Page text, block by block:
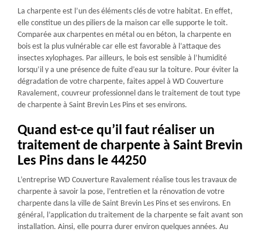
La charpente est l’un des éléments clés de votre habitat. En effet,
elle constitue un des piliers de la maison car elle supporte le toit.
Comparée aux charpentes en métal ou en béton, la charpente en
bois est la plus vulnérable car elle est favorable à l’attaque des
insectes xylophages. Par ailleurs, le bois est sensible à l’humidité
lorsqu’il y a une présence de fuite d’eau sur la toiture. Pour éviter la
dégradation de votre charpente, faites appel à WD Couverture
Ravalement, couvreur professionnel dans le traitement de tout type
de charpente à Saint Brevin Les Pins et ses environs.
Quand est-ce qu’il faut réaliser un
traitement de charpente à Saint Brevin
Les Pins dans le 44250
L’entreprise WD Couverture Ravalement réalise tous les travaux de
charpente à savoir la pose, l’entretien et la rénovation de votre
charpente dans la ville de Saint Brevin Les Pins et ses environs. En
général, l’application du traitement de la charpente se fait avant son
installation. Ainsi, elle pourra durer environ quelques années. Au